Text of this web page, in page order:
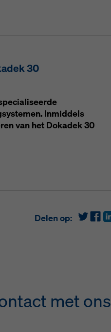
30
Inmiddels
van het Dokadek 30
Delen op:
met ons